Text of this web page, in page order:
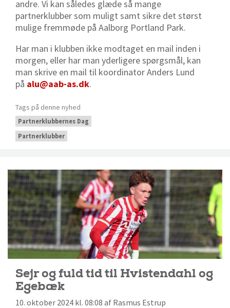
andre. Vi kan således glæde så mange
partnerklubber som muligt samt sikre det størst
mulige fremmøde på Aalborg Portland Park.
Har man i klubben ikke modtaget en mail inden i
morgen, eller har man yderligere spørgsmål, kan
man skrive en mail til koordinator Anders Lund
på alu@aab-as.dk.
Tags på denne nyhed
Partnerklubbernes Dag
Partnerklubber
Sejr og fuld tid til Hvistendahl og
Egebæk
10. oktober 2024 kl. 08:08 af Rasmus Estrup